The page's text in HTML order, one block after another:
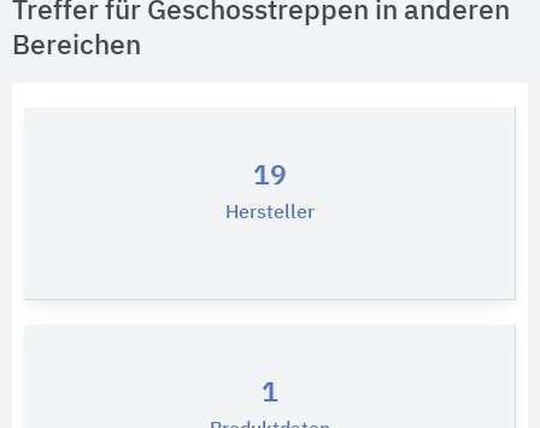
Treffer für Geschosstreppen in anderen
Bereichen
19
Hersteller
1